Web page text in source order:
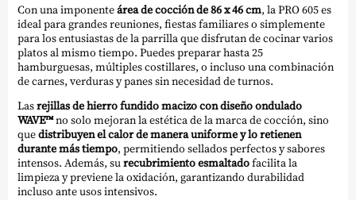
Con una imponenteárea de cocción de 86 x 46 cm, la PRO 605 es
ideal para grandes reuniones, fiestas familiares o simplemente
para los entusiastas de la parrilla que disfrutan de cocinar varios
platos al mismo tiempo. Puedes preparar hasta 25
hamburguesas, múltiples costillares, o incluso una combinación
de carnes, verduras y panes sin necesidad de turnos.
Lasrejillas de hierro fundido macizo con diseño ondulado
WAVE™no solo mejoran la estética de la marca de cocción, sino
quedistribuyen el calor de manera uniforme y lo retienen
durante más tiempo, permitiendo sellados perfectos y sabores
intensos. Además, surecubrimiento esmaltadofacilita la
limpieza y previene la oxidación, garantizando durabilidad
incluso ante usos intensivos.